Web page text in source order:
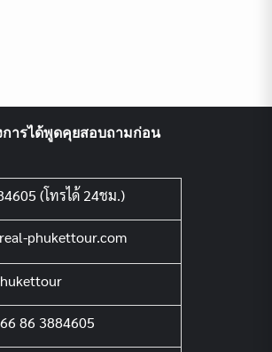
การได้พูดคุยสอบถามก่อน
(โทรได้ 24ชม.)
phukettour.com
86 3884605